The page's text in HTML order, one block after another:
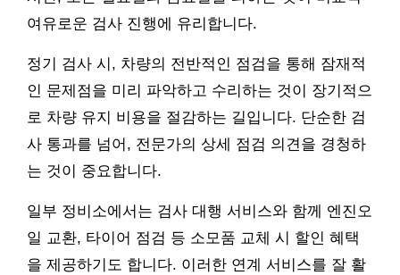
여유로운 검사 진행에 유리합니다.
정기 검사 시, 차량의 전반적인 점검을 통해 잠재적
인 문제점을 미리 파악하고 수리하는 것이 장기적으
로 차량 유지 비용을 절감하는 길입니다. 단순한 검
사 통과를 넘어, 전문가의 상세 점검 의견을 경청하
는 것이 중요합니다.
일부 정비소에서는 검사 대행 서비스와 함께 엔진오
일 교환, 타이어 점검 등 소모품 교체 시 할인 혜택
을 제공하기도 합니다. 이러한 연계 서비스를 잘 활